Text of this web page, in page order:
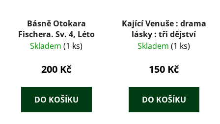
Básně Otokara
Fischera. Sv. 4, Léto
Skladem (1 ks)
200 Kč
DO KOŠÍKU
Kající Venuše : drama
lásky : tři dějství
Skladem (1 ks)
150 Kč
DO KOŠÍKU